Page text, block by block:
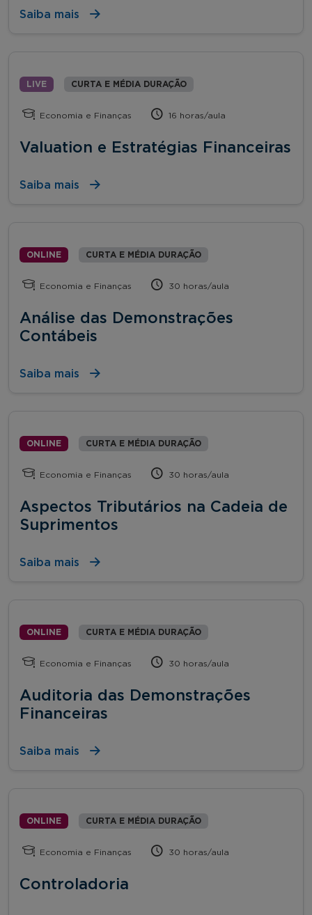
Saiba mais
LIVE CURTA E MÉDIA DURAÇÃO
Economia e Finanças 16 horas/aula
Valuation e Estratégias Financeiras
Saiba mais
ONLINE CURTA E MÉDIA DURAÇÃO
Economia e Finanças 30 horas/aula
Análise das Demonstrações
Contábeis
Saiba mais
ONLINE CURTA E MÉDIA DURAÇÃO
Economia e Finanças 30 horas/aula
Aspectos Tributários na Cadeia de
Suprimentos
Saiba mais
ONLINE CURTA E MÉDIA DURAÇÃO
Economia e Finanças 30 horas/aula
Auditoria das Demonstrações
Financeiras
Saiba mais
ONLINE CURTA E MÉDIA DURAÇÃO
Economia e Finanças 30 horas/aula
Controladoria